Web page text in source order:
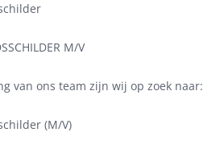
M/V
van ons team zijn wij op zoek naar:
(M/V)